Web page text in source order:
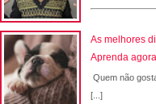
As melhores
Aprenda
Quem não
[...]